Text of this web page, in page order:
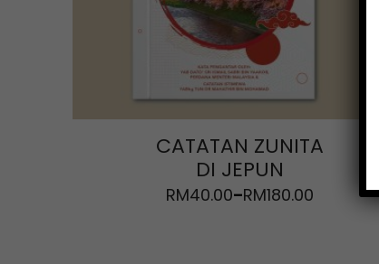
CATATAN ZUNITA
DI JEPUN
RM40.00–RM180.00